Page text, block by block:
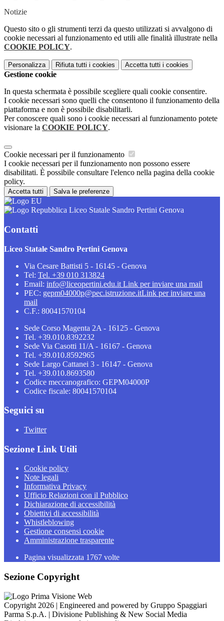
Notizie
Questo sito o gli strumenti terzi da questo utilizzati si avvalgono di
cookie necessari al funzionamento ed utili alle finalità illustrate nella
COOKIE POLICY.
Personalizza Rifiuta tutti i cookies Accetta tutti i cookies
Gestione cookie
In questa schermata è possibile scegliere quali cookie consentire.
I cookie necessari sono quelli che consentono il funzionamento della
piattaforma e non è possibile disabilitarli.
Per conoscere quali sono i cookie necessari al funzionamento potete
visionare la COOKIE POLICY.
Cookie necessari per il funzionamento
I cookie necessari per il funzionamento non possono essere
disabilitati. È possibile consultare l'elenco nella pagina della cookie
policy.
Accetta tutti Salva le preferenze
Liceo Statale Sandro Pertini Genova
Contatti
Liceo Statale Sandro Pertini Genova
Via Cesare Battisti 5 - 16145 - Genova
Tel: Tel. +39 010 313824
Email: info@liceopertini.edu.it Link per inviare una mail
PEC: gepm04000p@pec.istruzione.itLink per inviare una
mail
C.F.: 80041570104
Sede Corso Magenta 2A - 16125 - Genova
Tel. +39.010.8392232
Sede Via Casotti 11/A - 16167 - Genova
Tel. +39.010.8592965
Sede Largo Cattanei 3 - 16147 - Genova
Tel. +39.010.8693580
Codice meccanografico: GEPM04000P
Codice fiscale: 80041570104
Seguici su
Twitter
Sezione Link Utili
Cookie policy
Note legali
Informativa Privacy
Ufficio Relazioni con il Pubblico
Dichiarazione di accessibilità
Obiettivi di accessibilità
Whistleblowing
Gestione consensi cookie
Amministrazione trasparente
Pagina visualizzata 1767 volte
Sezione Copyright
Copyright 2026 | Engineered and powered by Gruppo Spaggiari
Parma S.p.A. | Divisione Publishing & New Social Media